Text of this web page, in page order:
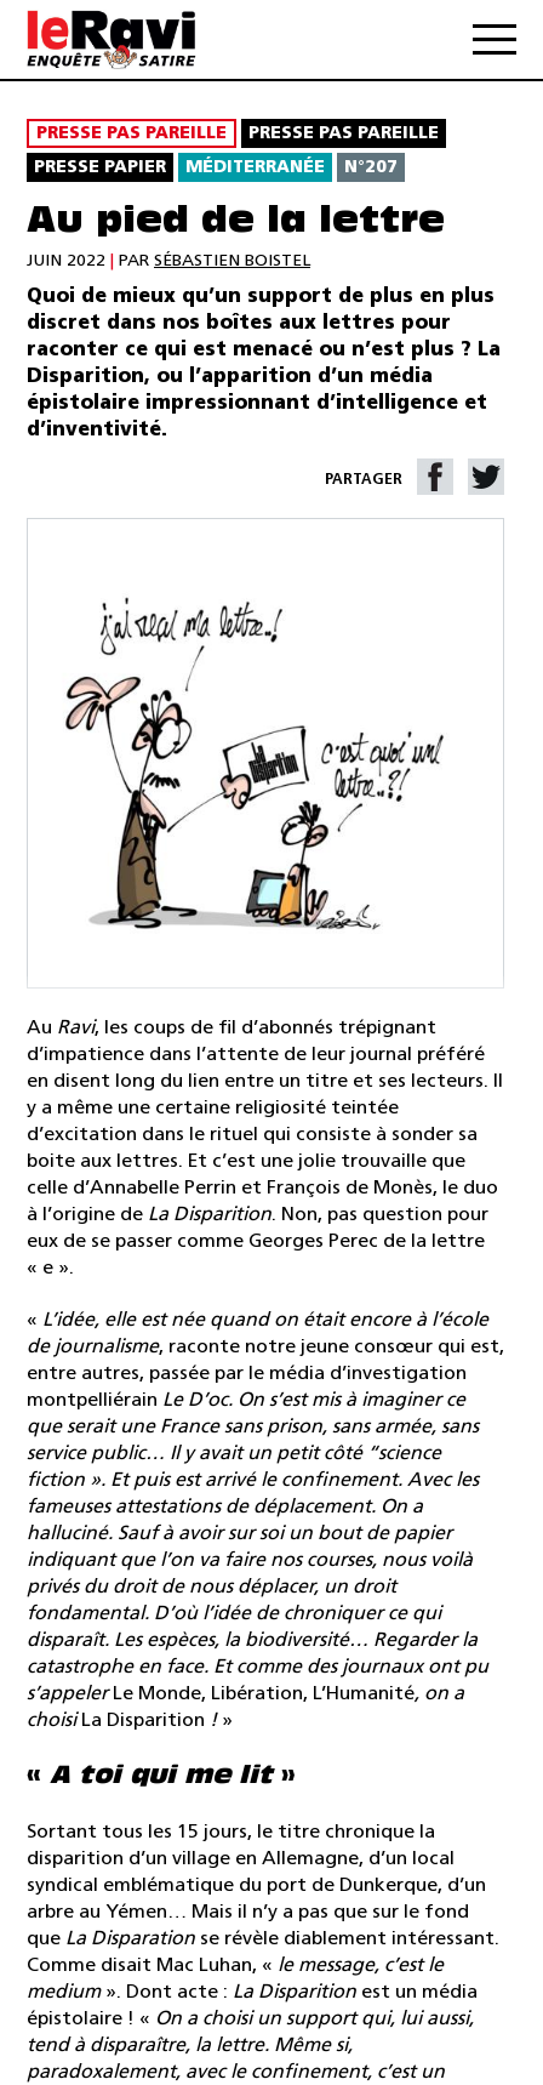
PRESSE PAS PAREILLE
PRESSE PAS PAREILLE
PRESSE PAPIER
MÉDITERRANÉE N°207
Au pied de la lettre
JUIN 2022 PAR SÉBASTIEN BOISTEL
Quoi de mieux qu’un support de plus en plus
discret dans nos boîtes aux lettres pour
raconter ce qui est menacé ou n’est plus ? La
Disparition, ou l’apparition d’un média
épistolaire impressionnant d’intelligence et
d’inventivité.
PARTAGER
Au Ravi, les coups de fil d’abonnés trépignant
d’impatience dans l’attente de leur journal préféré
en disent long du lien entre un titre et ses lecteurs. Il
y a même une certaine religiosité teintée
d’excitation dans le rituel qui consiste à sonder sa
boite aux lettres. Et c’est une jolie trouvaille que
celle d’Annabelle Perrin et François de Monès, le duo
à l’origine de La Disparition. Non, pas question pour
eux de se passer comme Georges Perec de la lettre
« e ».
« L’idée, elle est née quand on était encore à l’école
de journalisme, raconte notre jeune consœur qui est,
entre autres, passée par le média d’investigation
montpelliérain Le D’oc. On s’est mis à imaginer ce
que serait une France sans prison, sans armée, sans
service public… Il y avait un petit côté “science
fiction ». Et puis est arrivé le confinement. Avec les
fameuses attestations de déplacement. On a
halluciné. Sauf à avoir sur soi un bout de papier
indiquant que l’on va faire nos courses, nous voilà
privés du droit de nous déplacer, un droit
fondamental. D’où l’idée de chroniquer ce qui
disparaît. Les espèces, la biodiversité… Regarder la
catastrophe en face. Et comme des journaux ont pu
s’appelerLe Monde, Libération, L’Humanité, on a
choisiLa Disparition ! »
« A toi qui me lit»
Sortant tous les 15 jours, le titre chronique la
disparition d’un village en Allemagne, d’un local
syndical emblématique du port de Dunkerque, d’un
arbre au Yémen… Mais il n’y a pas que sur le fond
que La Disparation se révèle diablement intéressant.
Comme disait Mac Luhan, « le message, c’est le
medium ». Dont acte : La Disparition est un média
épistolaire ! « On a choisi un support qui, lui aussi,
tend à disparaître, la lettre. Même si,
paradoxalement, avec le confinement, c’est un